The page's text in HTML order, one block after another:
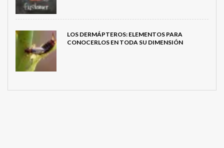
LOS DERMÁPTEROS: ELEMENTOS PARA
CONOCERLOS EN TODA SU DIMENSIÓN